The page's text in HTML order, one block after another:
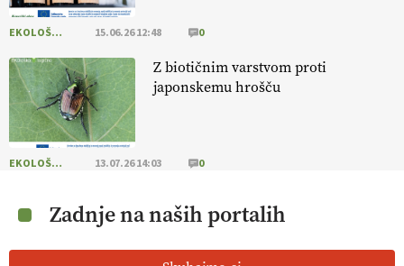
EKOLOŠKO LOGIČNO 15.06.26 12:48 0
Z biotičnim varstvom proti
japonskemu hrošču
EKOLOŠKO LOGIČNO 13.07.26 14:03 0
Zadnje na naših portalih